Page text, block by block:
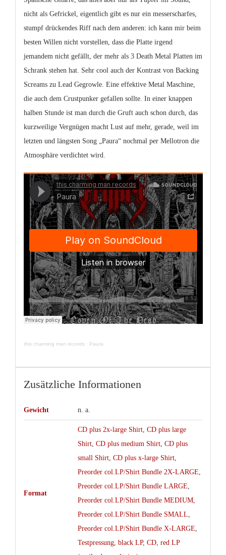
nicht als Gefrickel, eigentlich gibt es nur ein messerscharfes,
stumpf drückendes Riff nach dem anderen: ich kann mir beim
besten Willen nicht vorstellen, dass die Platte irgend
jemandem nicht gefällt, der mehr als 3 Death Metal Platten im
Schrank stehen hat. Sehr cool auch der Kontrast von Backing
Screams zu Lead Gegrowle. Eine effektive Metal Maschine,
die auch dem Crustpunker gefallen sollte. In einer knappen
halben Stunde ist man durch die Gruft auch schon durch, das
kurzweilige Vergnügen macht Lust auf mehr, gerade, weil im
letzten und längsten Song „Paura“ nochmal per Mellotron die
Atmosphäre verdichtet wird.
this charming man records· Paura
Zusätzliche Informationen
Gewicht n. a.
Format
CD plus 2x-large Shirt, CD plus large
Shirt, CD plus medium Shirt, CD plus
small Shirt, CD plus x-large Shirt,
Preorder col.LP/Shirt Bundle 2X-LARGE,
Preorder col.LP/Shirt Bundle LARGE,
Preorder col.LP/Shirt Bundle MEDIUM,
Preorder col.LP/Shirt Bundle SMALL,
Preorder col.LP/Shirt Bundle X-LARGE,
Testpressung, black LP, CD, red LP